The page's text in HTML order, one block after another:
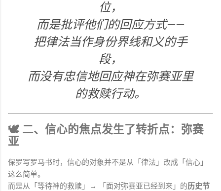
位，
而是批评他们的回应方式——
把律法当作身份界线和义的手
段，
而没有忠信地回应神在弥赛亚里
的救赎行动。
🕊 二、信心的焦点发生了转折点：弥赛
亚
保罗写罗马书时，信心的对象并不是从「律法」改成「信心」
这么简单。
而是从「等待神的救赎」→ 「面对弥赛亚已经到来」的历史节